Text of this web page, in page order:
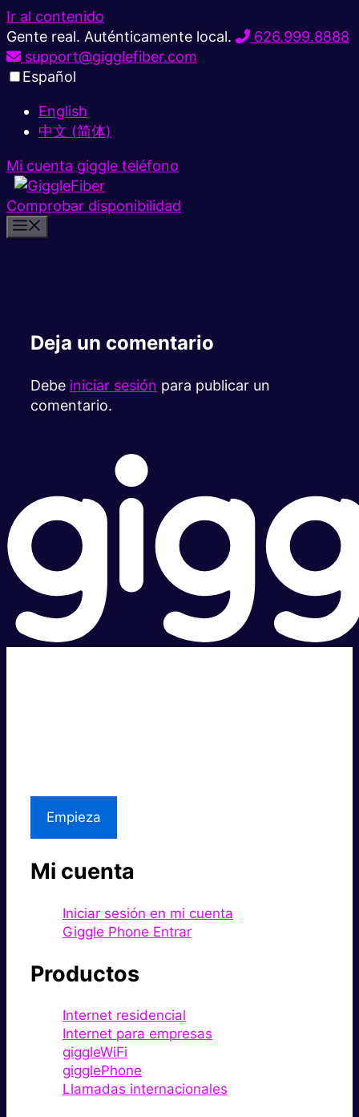
Ir al contenido
Gente real. Auténticamente local.
626.999.8888
support@gigglefiber.com
Español
English
中文 (简体)
Mi cuenta giggle teléfono
Comprobar disponibilidad
Deja un comentario
Debe iniciar sesión para publicar un
comentario.
Empieza
Mi cuenta
Iniciar sesión en mi cuenta
Giggle Phone Entrar
Productos
Internet residencial
Internet para empresas
giggleWiFi
gigglePhone
Llamadas internacionales